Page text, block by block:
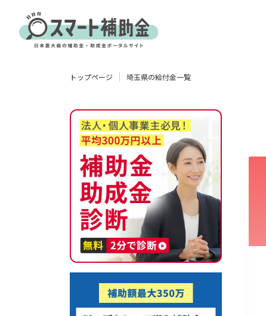
製造業 情報通信業 卸売･小売業
販路拡大 海外展開
トップページ 埼玉県の給付金一覧